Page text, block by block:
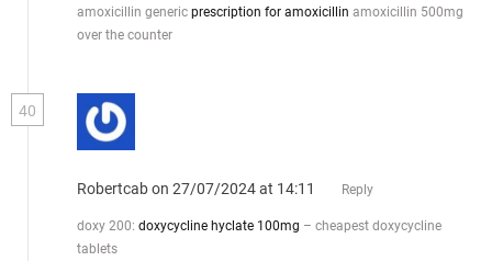
amoxicillin generic prescription for amoxicillin amoxicillin 500mg
over the counter
40
Robertcabon 27/07/2024 at 14:11 Reply
doxy 200: doxycycline hyclate 100mg – cheapest doxycycline
tablets